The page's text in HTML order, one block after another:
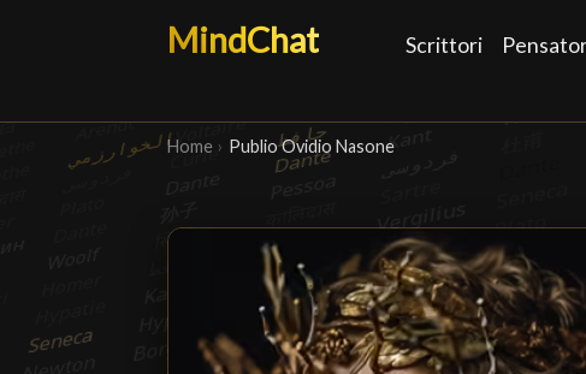
MindChat Scrittori
Home › Publio Ovidio Nasone